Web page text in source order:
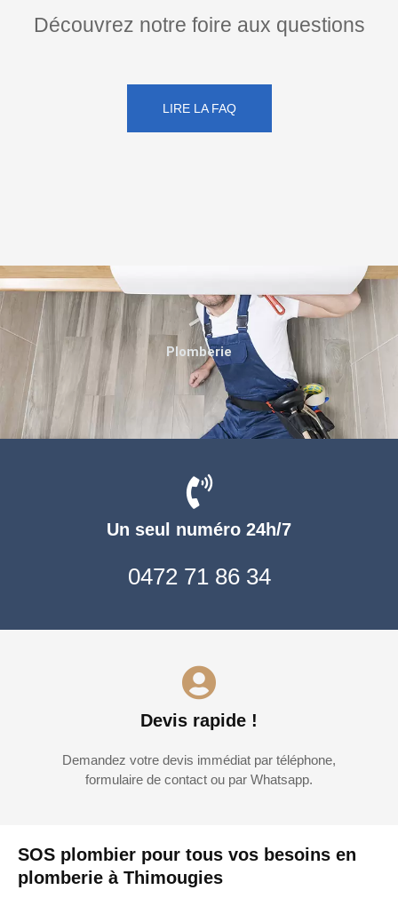
Découvrez notre foire aux questions
LIRE LA FAQ
SOS plombier pour tous vos besoins en
plomberie à Thimougies
Un seul numéro 24h/7
0472 71 86 34
Devis rapide !
Demandez votre devis immédiat par téléphone,
formulaire de contact ou par Whatsapp.
Plomberie